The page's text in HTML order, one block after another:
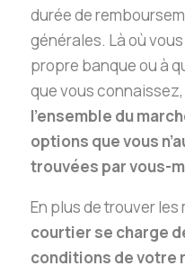
durée de
générales. Là où
propre banque ou à
que vous connaissez,
l’ensemble du
options que vous
trouvées par vous-
En plus de trouver
courtier se charge
conditions de votre